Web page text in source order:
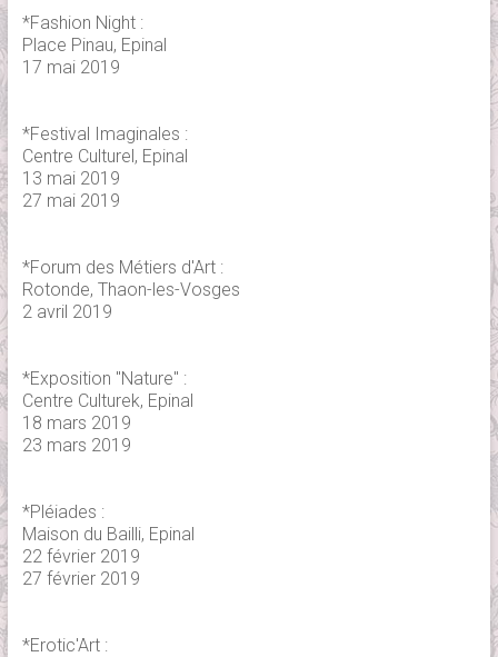
*Fashion Night :
Place Pinau, Epinal
17 mai 2019
*Festival Imaginales :
Centre Culturel, Epinal
13 mai 2019
27 mai 2019
*Forum des Métiers d'Art :
Rotonde, Thaon-les-Vosges
2 avril 2019
*Exposition "Nature" :
Centre Culturek, Epinal
18 mars 2019
23 mars 2019
*Pléiades :
Maison du Bailli, Epinal
22 février 2019
27 février 2019
*Erotic'Art :